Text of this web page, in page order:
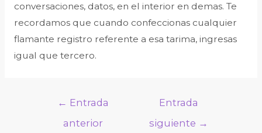
conversaciones, datos, en el interior en demas. Te
recordamos que cuando confeccionas cualquier
flamante registro referente a esa tarima, ingresas
igual que tercero.
← Entrada
anterior
Entrada
siguiente →